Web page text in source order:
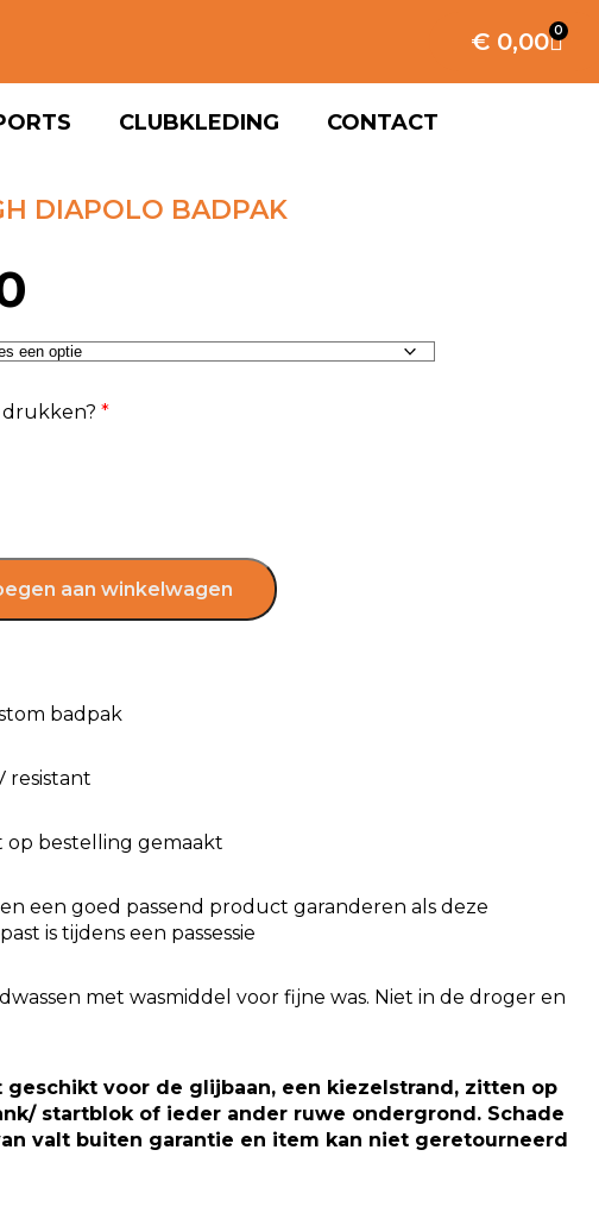
€0,00 0
CLUBKLEDING CONTACT
DIAPOLO BADPAK
*
aan winkelwagen
badpak
resistant
op bestelling gemaakt
een goed passend product garanderen als deze
is tijdens een passessie
met wasmiddel voor fijne was. Niet in de droger en
voor de glijbaan, een kiezelstrand, zitten op
startblok of ieder ander ruwe ondergrond. Schade
valt buiten garantie en item kan niet geretourneerd